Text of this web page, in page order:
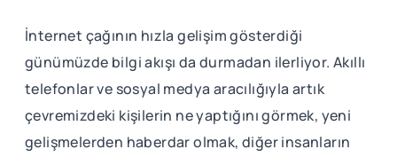
İnternet çağının hızla gelişim gösterdiği
günümüzde bilgi akışı da durmadan ilerliyor. Akıllı
telefonlar ve sosyal medya aracılığıyla artık
çevremizdeki kişilerin ne yaptığını görmek, yeni
gelişmelerden haberdar olmak, diğer insanların